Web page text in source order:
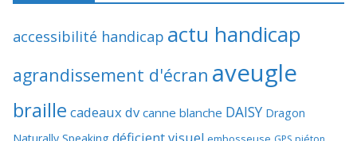
accessibilité handicap actu handicap
agrandissement d'écran aveugle
braille cadeaux dv canne blanche DAISY Dragon